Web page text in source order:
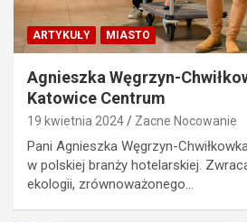
ARTYKUŁY MIASTO
Agnieszka Węgrzyn-
Katowice Centrum
19 kwietnia 2024 Zacne Nocowanie
Pani Agnieszka Węgrzyn-
w polskiej branży hotelarskiej.
ekologii, zrównoważonego…